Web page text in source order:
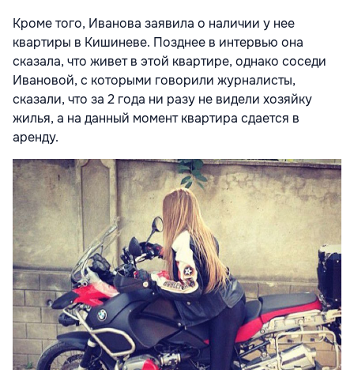
Кроме того, Иванова заявила о наличии у нее
квартиры в Кишиневе. Позднее в интервью она
сказала, что живет в этой квартире, однако соседи
Ивановой, с которыми говорили журналисты,
сказали, что за 2 года ни разу не видели хозяйку
жилья, а на данный момент квартира сдается в
аренду.